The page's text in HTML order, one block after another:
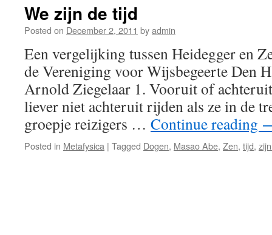
We zijn de tijd
Posted on December 2, 2011 byadmin
Een vergelijking tussen Heidegger en
de Vereniging voor Wijsbegeerte Den
Arnold Ziegelaar 1. Vooruit of
liever niet achteruit rijden als ze in de
groepje reizigers … Continue reading
Posted in Metafysica | Tagged Dogen, Masao Abe, Zen, tijd,